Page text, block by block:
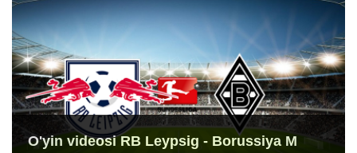
O'yin videosi RB Leypsig - Borussiya M